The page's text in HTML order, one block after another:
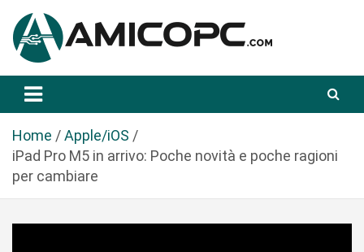
a
Amicopc.com
Home
Apple/iOS
iPad Pro M5 in arrivo: Poche novità e poche ragioni
per cambiare